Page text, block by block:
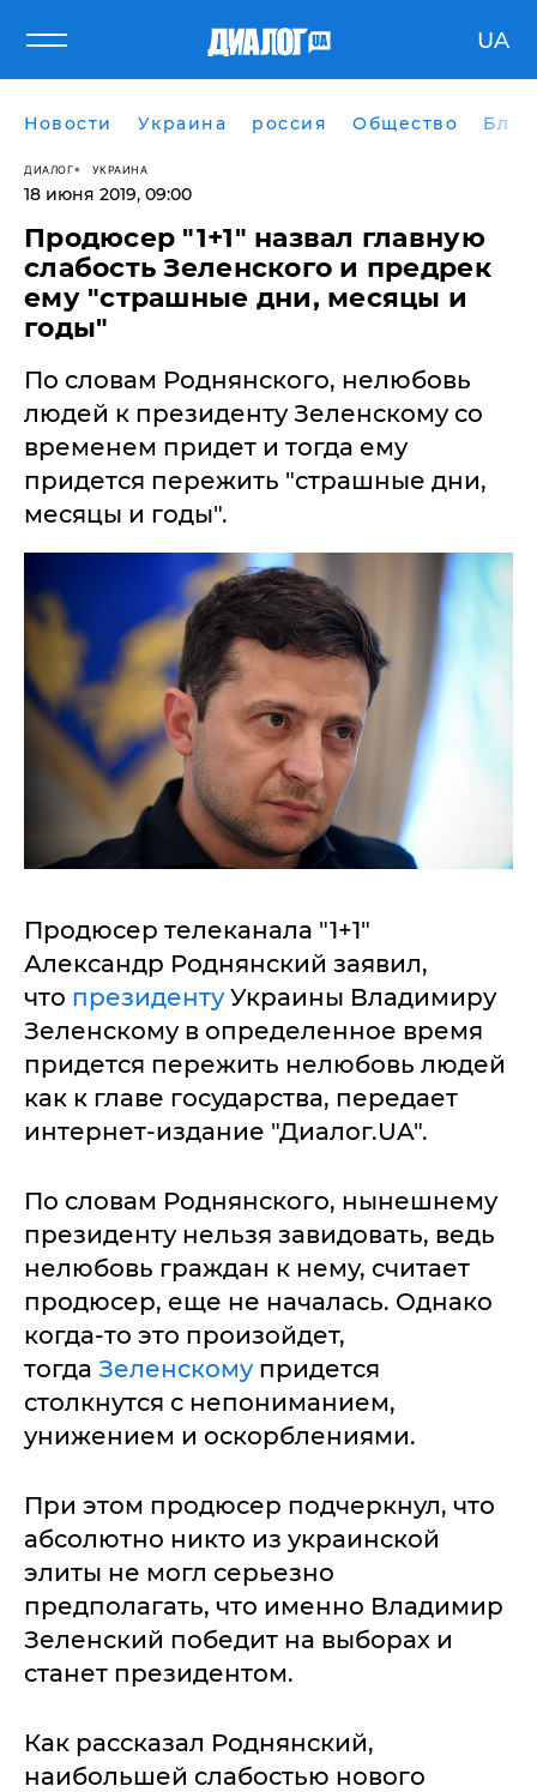
UA
Новости Украина россия Общество
ДИАЛОГ УКРАИНА
18 июня 2019, 09:00
Продюсер "1+1" назвал главную
слабость Зеленского и предрек
ему "страшные дни, месяцы и
годы"
По словам Роднянского, нелюбовь
людей к президенту Зеленскому со
временем придет и тогда ему
придется пережить "страшные дни,
месяцы и годы".
Продюсер телеканала "1+1"
Александр Роднянский заявил,
что президентуУкраины Владимиру
Зеленскому в определенное время
придется пережить нелюбовь людей
как к главе государства, передает
интернет-издание "Диалог.UA".
По словам Роднянского, нынешнему
президенту нельзя завидовать, ведь
нелюбовь граждан к нему, считает
продюсер, еще не началась. Однако
когда-то это произойдет,
тогда Зеленскомупридется
столкнутся с непониманием,
унижением и оскорблениями.
При этом продюсер подчеркнул, что
абсолютно никто из украинской
элиты не могл серьезно
предполагать, что именно Владимир
Зеленский победит на выборах и
станет президентом.
Как рассказал Роднянский,
наибольшей слабостью нового